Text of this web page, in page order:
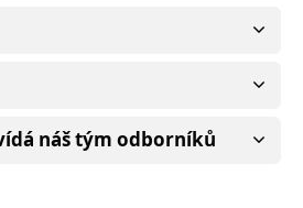
náš tým odborníků